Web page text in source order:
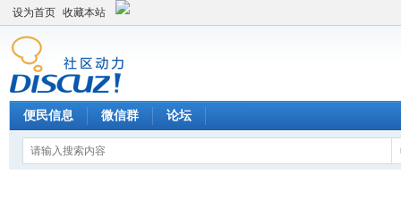
设为首页 收藏本站
便民信息 微信群 论坛